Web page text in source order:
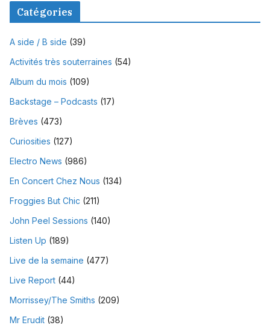
Catégories
A side / B side (39)
Activités très souterraines (54)
Album du mois (109)
Backstage – Podcasts (17)
Brèves (473)
Curiosities (127)
Electro News (986)
En Concert Chez Nous (134)
Froggies But Chic (211)
John Peel Sessions (140)
Listen Up (189)
Live de la semaine (477)
Live Report (44)
Morrissey/The Smiths (209)
Mr Erudit (38)